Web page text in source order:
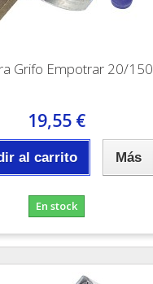
Grifo Empotrar 20/150
19,55 €
al carrito Más
En stock